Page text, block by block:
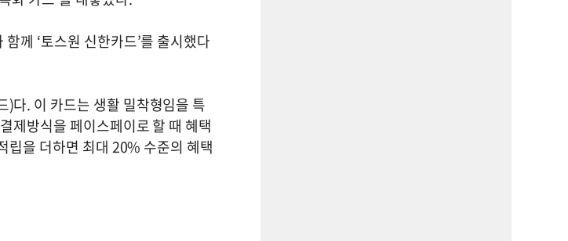
께 ‘토스원 신한카드’를 출시했다
다. 이 카드는 생활 밀착형임을 특
제방식을 페이스페이로 할 때 혜택
립을 더하면 최대 20% 수준의 혜택